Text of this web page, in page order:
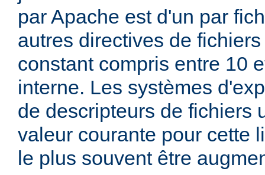
par Apache est d'un par
autres directives de
constant compris entre 10
interne. Les systèmes
de descripteurs de fichiers
valeur courante pour cette
le plus souvent être